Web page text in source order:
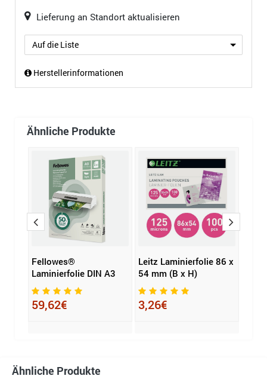
Lieferung an Standort aktualisieren
Auf die Liste
Herstellerinformationen
Ähnliche Produkte
Fellowes®
Laminierfolie DIN A3
59,62€
Leitz Laminierfolie 86 x
54 mm (B x H)
3,26€
Ähnliche Produkte